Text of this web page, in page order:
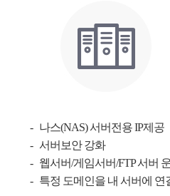
나스(NAS) 서버전용 IP제공
서버보안 강화
웹서버/게임서버/FTP 서버
특정 도메인을 내 서버에 연